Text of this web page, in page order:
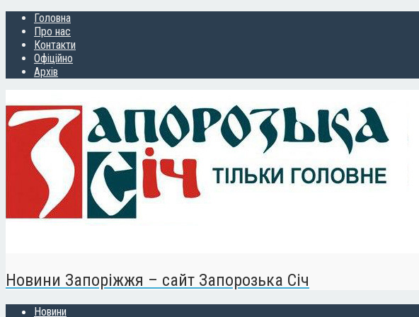
Головна
Про нас
Контакти
Офіційно
Архів
Новини Запоріжжя – сайт Запорозька Січ
Новини